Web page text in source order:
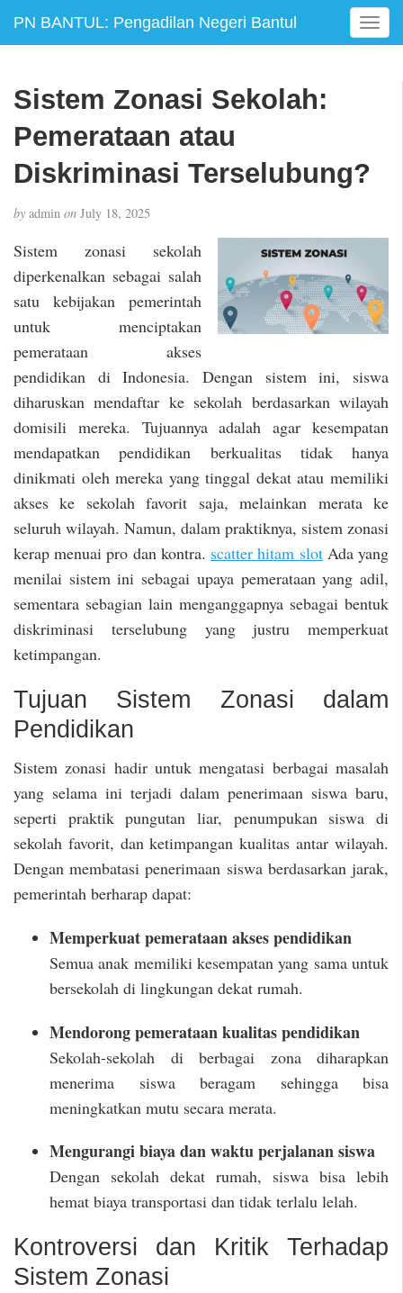
PN BANTUL: Pengadilan Negeri Bantul
T
o
a
a
i
o
n
Sistem Zonasi Sekolah:
Pemerataan atau
Diskriminasi Terselubung?
by admin on July 18, 2025
Sistem zonasi sekolah
diperkenalkan sebagai salah
satu kebijakan pemerintah
untuk menciptakan
pemerataan akses
pendidikan di Indonesia. Dengan sistem ini, siswa
diharuskan mendaftar ke sekolah berdasarkan wilayah
domisili mereka. Tujuannya adalah agar kesempatan
mendapatkan pendidikan berkualitas tidak hanya
dinikmati oleh mereka yang tinggal dekat atau memiliki
akses ke sekolah favorit saja, melainkan merata ke
seluruh wilayah. Namun, dalam praktiknya, sistem zonasi
kerap menuai pro dan kontra. scatter hitam slotAda yang
menilai sistem ini sebagai upaya pemerataan yang adil,
sementara sebagian lain menganggapnya sebagai bentuk
diskriminasi terselubung yang justru memperkuat
ketimpangan.
Tujuan Sistem Zonasi dalam
Pendidikan
Sistem zonasi hadir untuk mengatasi berbagai masalah
yang selama ini terjadi dalam penerimaan siswa baru,
seperti praktik pungutan liar, penumpukan siswa di
sekolah favorit, dan ketimpangan kualitas antar wilayah.
Dengan membatasi penerimaan siswa berdasarkan jarak,
pemerintah berharap dapat:
Memperkuat pemerataan akses pendidikan
Semua anak memiliki kesempatan yang sama untuk
bersekolah di lingkungan dekat rumah.
Mendorong pemerataan kualitas pendidikan
Sekolah-sekolah di berbagai zona diharapkan
menerima siswa beragam sehingga bisa
meningkatkan mutu secara merata.
Mengurangi biaya dan waktu perjalanan siswa
Dengan sekolah dekat rumah, siswa bisa lebih
hemat biaya transportasi dan tidak terlalu lelah.
Kontroversi dan Kritik Terhadap
Sistem Zonasi